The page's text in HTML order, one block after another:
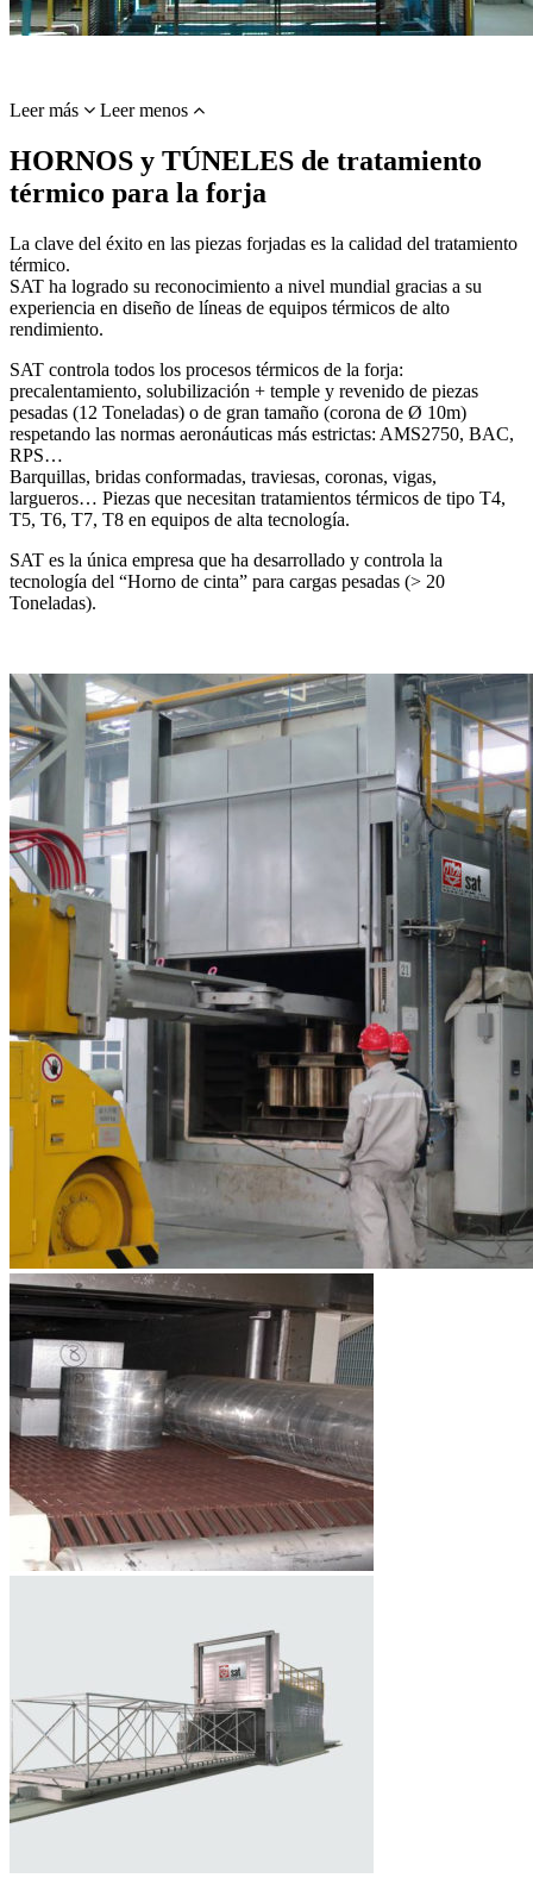
Leer más Leer menos
HORNOS y TÚNELES de tratamiento
térmico para la forja
La clave del éxito en las piezas forjadas es la calidad del tratamiento
térmico.
SAT ha logrado su reconocimiento a nivel mundial gracias a su
experiencia en diseño de líneas de equipos térmicos de alto
rendimiento.
SAT controla todos los procesos térmicos de la forja:
precalentamiento, solubilización + temple y revenido de piezas
pesadas (12 Toneladas) o de gran tamaño (corona de Ø 10m)
respetando las normas aeronáuticas más estrictas: AMS2750, BAC,
RPS…
Barquillas, bridas conformadas, traviesas, coronas, vigas,
largueros… Piezas que necesitan tratamientos térmicos de tipo T4,
T5, T6, T7, T8 en equipos de alta tecnología.
SAT es la única empresa que ha desarrollado y controla la
tecnología del “Horno de cinta” para cargas pesadas (> 20
Toneladas).